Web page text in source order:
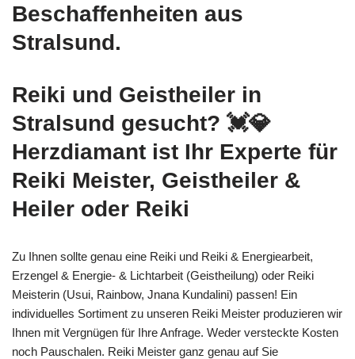
Beschaffenheiten aus
Stralsund.
Reiki und Geistheiler in
Stralsund gesucht? 💓️💎
Herzdiamant ist Ihr Experte für
Reiki Meister, Geistheiler &
Heiler oder Reiki
Zu Ihnen sollte genau eine Reiki und Reiki & Energiearbeit,
Erzengel & Energie- & Lichtarbeit (Geistheilung) oder Reiki
Meisterin (Usui, Rainbow, Jnana Kundalini) passen! Ein
individuelles Sortiment zu unseren Reiki Meister produzieren wir
Ihnen mit Vergnügen für Ihre Anfrage. Weder versteckte Kosten
noch Pauschalen. Reiki Meister ganz genau auf Sie